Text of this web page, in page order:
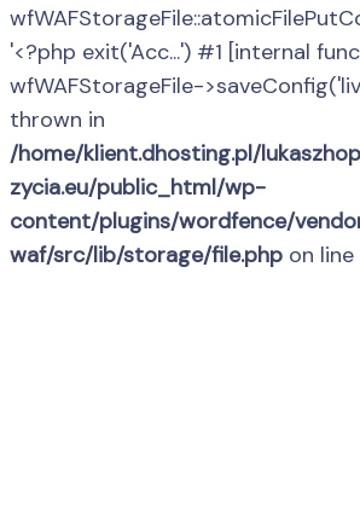
'<?php exit('Acc...') #1 [internal
wfWAFStorageFile-
thrown in
/home/klient.dhosting.pl/
zycia.eu/public_html/wp-
content/plugins/wordfence/
waf/src/lib/storage/file.php on line